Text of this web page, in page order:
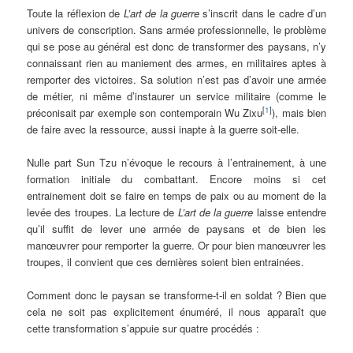
Toute la réflexion de L’art de la guerres’inscrit dans le cadre d’un
univers de conscription. Sans armée professionnelle, le problème
qui se pose au général est donc de transformer des paysans, n’y
connaissant rien au maniement des armes, en militaires aptes à
remporter des victoires. Sa solution n’est pas d’avoir une armée
de métier, ni même d’instaurer un service militaire (comme le
préconisait par exemple son contemporain Wu Zixu[1]), mais bien
de faire avec la ressource, aussi inapte à la guerre soit-elle.
Nulle part Sun Tzu n’évoque le recours à l’entrainement, à une
formation initiale du combattant. Encore moins si cet
entrainement doit se faire en temps de paix ou au moment de la
levée des troupes. La lecture de L’art de la guerre laisse entendre
qu’il suffit de lever une armée de paysans et de bien les
manœuvrer pour remporter la guerre. Or pour bien manœuvrer les
troupes, il convient que ces dernières soient bien entrainées.
Comment donc le paysan se transforme-t-il en soldat ? Bien que
cela ne soit pas explicitement énuméré, il nous apparaît que
cette transformation s’appuie sur quatre procédés :